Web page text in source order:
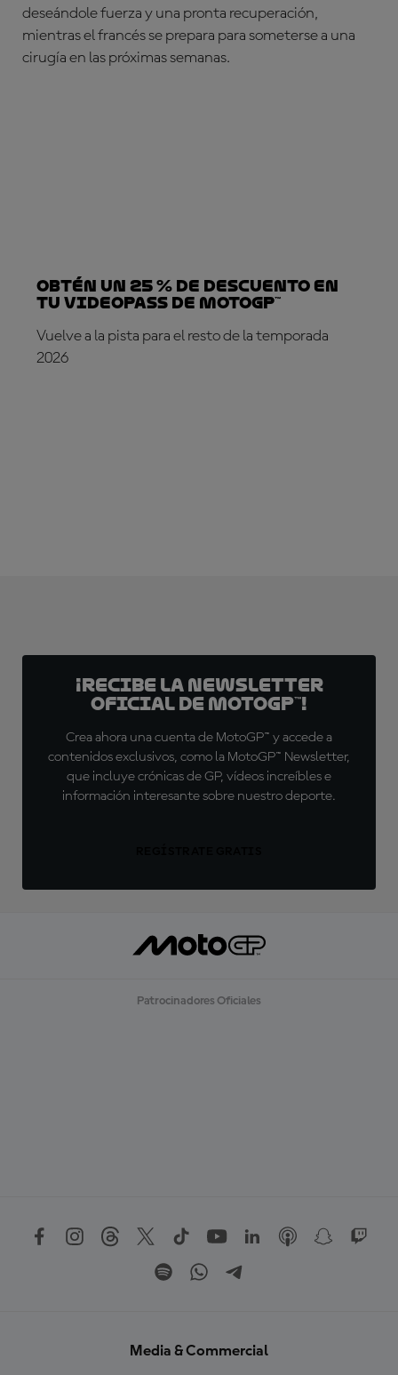
deseándole fuerza y una pronta recuperación,
mientras el francés se prepara para someterse a una
cirugía en las próximas semanas.
Obtén un 25 % de descuento en
tu VideoPass de MotoGP™
Vuelve a la pista para el resto de la temporada
2026
¡Recibe la Newsletter
oficial de MotoGP™!
Crea ahora una cuenta de MotoGP™ y accede a
contenidos exclusivos, como la MotoGP™ Newsletter,
que incluye crónicas de GP, vídeos increíbles e
información interesante sobre nuestro deporte.
Patrocinadores Oficiales
Media & Commercial